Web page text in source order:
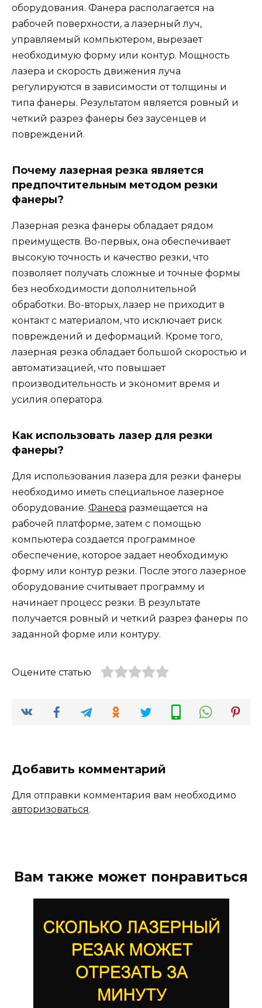
оборудования. Фанера располагается на
рабочей поверхности, а лазерный луч,
управляемый компьютером, вырезает
необходимую форму или контур. Мощность
лазера и скорость движения луча
регулируются в зависимости от толщины и
типа фанеры. Результатом является ровный и
четкий разрез фанеры без заусенцев и
повреждений.
Почему лазерная резка является
предпочтительным методом резки
фанеры?
Лазерная резка фанеры обладает рядом
преимуществ. Во-первых, она обеспечивает
высокую точность и качество резки, что
позволяет получать сложные и точные формы
без необходимости дополнительной
обработки. Во-вторых, лазер не приходит в
контакт с материалом, что исключает риск
повреждений и деформаций. Кроме того,
лазерная резка обладает большой скоростью и
автоматизацией, что повышает
производительность и экономит время и
усилия оператора.
Как использовать лазер для резки
фанеры?
Для использования лазера для резки фанеры
необходимо иметь специальное лазерное
оборудование. Фанера размещается на
рабочей платформе, затем с помощью
компьютера создается программное
обеспечение, которое задает необходимую
форму или контур резки. После этого лазерное
оборудование считывает программу и
начинает процесс резки. В результате
получается ровный и четкий разрез фанеры по
заданной форме или контуру.
Оцените статью
Добавить комментарий
Для отправки комментария вам необходимо
авторизоваться.
Вам также может понравиться